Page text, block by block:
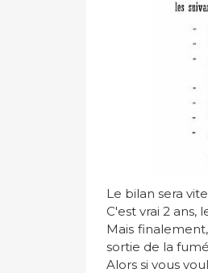
Le bilan sera
C'est vrai 2
Mais
sortie de la
Alors si vous